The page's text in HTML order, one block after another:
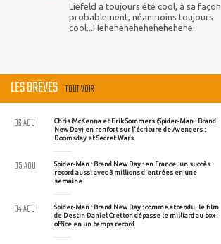
Liefeld a toujours été cool, à sa façon
probablement, néanmoins toujours
cool...Hehehehehehehehehehe.
LES BRÈVES TOUT VOIR
Chris McKenna et Erik Sommers (Spider-Man : Brand
New Day) en renfort sur l'écriture de Avengers :
Doomsday et Secret Wars
06 AOU
Spider-Man : Brand New Day : en France, un succès
record aussi avec 3 millions d'entrées en une
semaine
05 AOU
Spider-Man : Brand New Day : comme attendu, le film
de Destin Daniel Cretton dépasse le milliard au box-
office en un temps record
04 AOU